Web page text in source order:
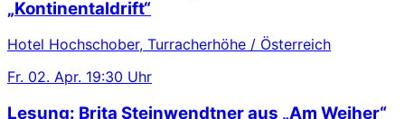
„Kontinentaldrift“
Hotel Hochschober, Turracherhöhe / Österreich
Fr. 02. Apr. 19:30 Uhr
Lesung: Brita Steinwendtner aus „Am Weiher“